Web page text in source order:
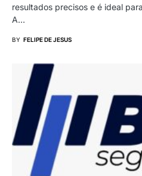
resultados precisos e é ideal
A…
BY FELIPE DE JESUS